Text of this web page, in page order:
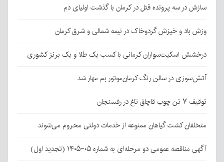
سازش در سه پرونده قتل در کرمان با گذشت اولیای دم
وزش باد و خیزش گردوخاک در نیمه شمالی و شرق کرمان
درخشش اسکیت‌سواران کرمانی با کسب یک طلا و یک برنز کشوری
آتش‌سوزی در سالن رنگ کرمان‌موتور بم مهار شد
توقیف ۷ تن چوب قاچاق تاغ در رفسنجان
متخلفان کشت گیاهان ممنوعه از خدمات دولتی محروم می‌شوند
آگهی مناقصه عمومی دو مرحله‌ای به شماره ۰۵-۱۴۰۵ (تجدید اول)